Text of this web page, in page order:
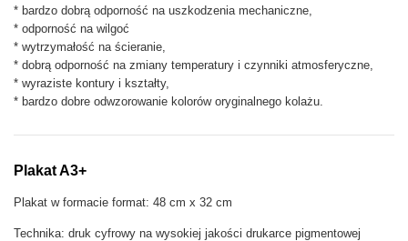
* bardzo dobrą odporność na uszkodzenia mechaniczne,
* odporność na wilgoć
* wytrzymałość na ścieranie,
* dobrą odporność na zmiany temperatury i czynniki atmosferyczne,
* wyraziste kontury i kształty,
* bardzo dobre odwzorowanie kolorów oryginalnego kolażu.
Plakat A3+
Plakat w formacie format: 48 cm x 32 cm
Technika: druk cyfrowy na wysokiej jakości drukarce pigmentowej